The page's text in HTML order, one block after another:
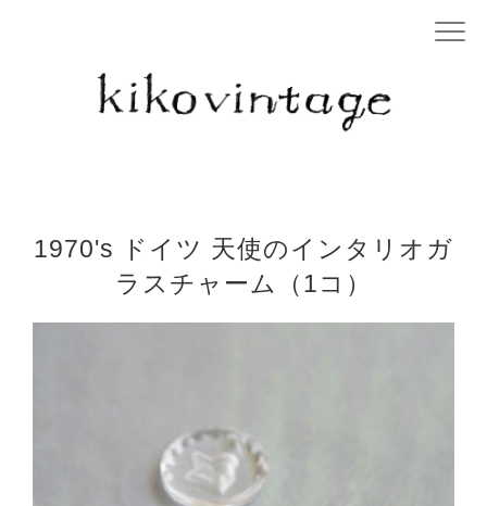
1970's ドイツ 天使のインタリオガ
ラスチャーム（1コ）